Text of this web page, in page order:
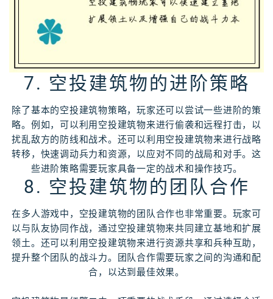
7. 空投建筑物的进阶策略
除了基本的空投建筑物策略，玩家还可以尝试一些进阶的策
略。例如，可以利用空投建筑物来进行偷袭和远程打击，以
扰乱敌方的防线和战术。还可以利用空投建筑物来进行战略
转移，快速调动兵力和资源，以应对不同的战局和对手。这
些进阶策略需要玩家具备一定的战术和操作技巧。
8. 空投建筑物的团队合作
在多人游戏中，空投建筑物的团队合作也非常重要。玩家可
以与队友协同作战，通过空投建筑物来共同建立基地和扩展
领土。还可以利用空投建筑物来进行资源共享和兵种互助，
提升整个团队的战斗力。团队合作需要玩家之间的沟通和配
合，以达到最佳效果。